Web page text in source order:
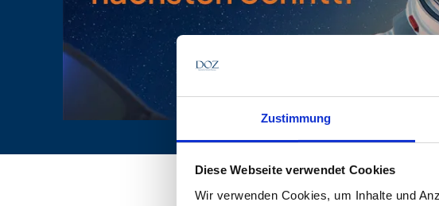
Zustimmung
Diese Webseite verwendet Cookies
Wir verwenden Cookies, um Inhalte und